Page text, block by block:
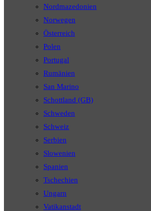
Nordmazedonien
Norwegen
Österreich
Polen
Portugal
Rumänien
San Marino
Schottland (GB)
Schweden
Schweiz
Serbien
Slowenien
Spanien
Tschechien
Ungarn
Vatikanstadt